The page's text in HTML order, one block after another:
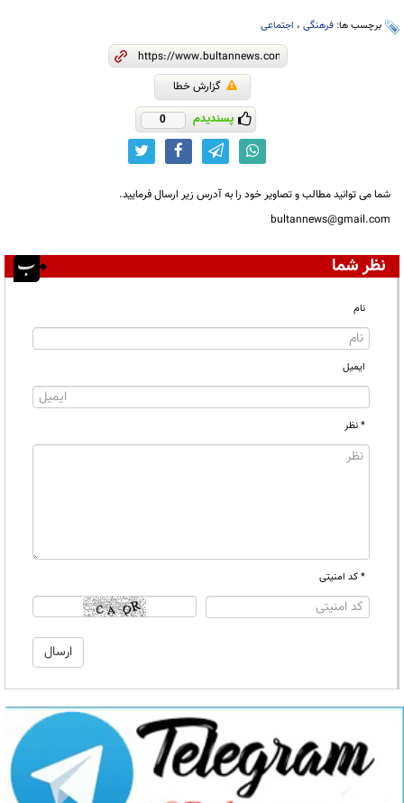
برچسب ها: فرهنگی ، اجتماعی
گزارش خطا
پسندیدم 0
شما می توانید مطالب و تصاویر خود را به آدرس زیر ارسال فرمایید.
bultannews@gmail.com
نظر شما
نام
ایمیل
* نظر
* کد امنیتی